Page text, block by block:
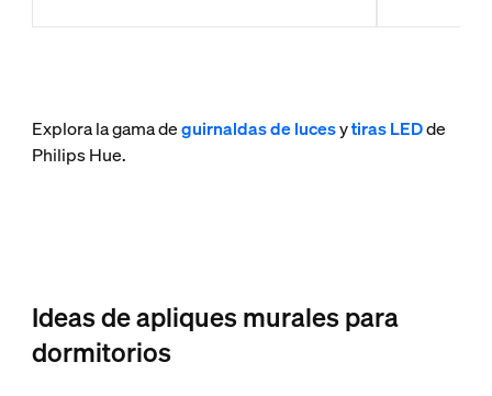
Explora la gama deguirnaldas de lucesytiras LEDde
Philips Hue.
Ideas de apliques murales para
dormitorios